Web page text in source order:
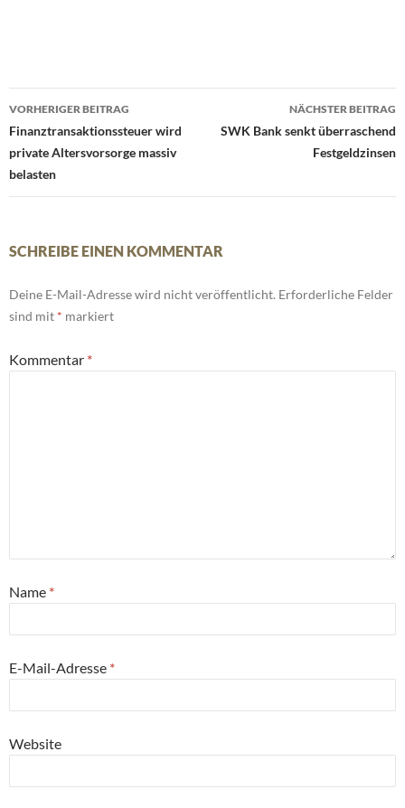
Beitrags-
Navigation
VORHERIGER BEITRAG
Finanztransaktionssteuer wird
private Altersvorsorge massiv
belasten
NÄCHSTER BEITRAG
SWK Bank senkt überraschend
Festgeldzinsen
SCHREIBE EINEN KOMMENTAR
Deine E-Mail-Adresse wird nicht veröffentlicht. Erforderliche Felder
sind mit * markiert
Kommentar *
Name *
E-Mail-Adresse *
Website